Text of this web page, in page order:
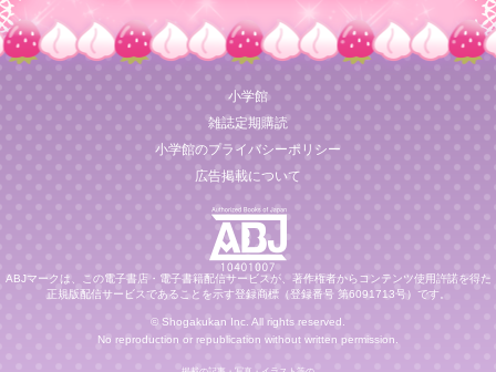
小学館
雑誌定期購読
小学館のプライバシーポリシー
広告掲載について
ABJマークは、この電子書店・電子書籍配信サービスが、著作権者からコンテンツ使用許諾を得た
正規版配信サービスであることを示す登録商標（登録番号 第6091713号）です。
© Shogakukan Inc. All rights reserved.
No reproduction or republication without written permission.